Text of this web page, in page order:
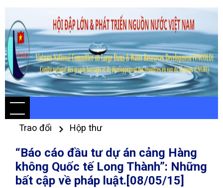
Trao đổi Hộp thư
“Báo cáo đầu tư dự án cảng Hàng
không Quốc tế Long Thành”: Những
bất cập về pháp luật.[08/05/15]